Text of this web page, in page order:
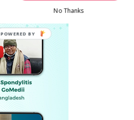
No Thanks
POWERED BY